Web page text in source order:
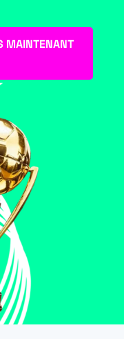
MAINTENANT